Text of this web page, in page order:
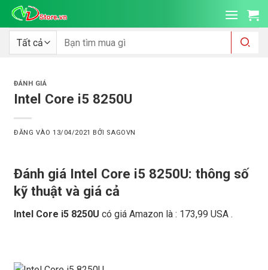
qua
dung
Tìm
kiếm:
ĐÁNH GIÁ
Intel Core i5 8250U
ĐĂNG VÀO13/04/2021 BỞI SAGOVN
Đánh giá Intel Core i5 8250U: thông số
kỹ thuật và giá cả
Intel Core i5 8250U có giá Amazon là : 173,99 USA .